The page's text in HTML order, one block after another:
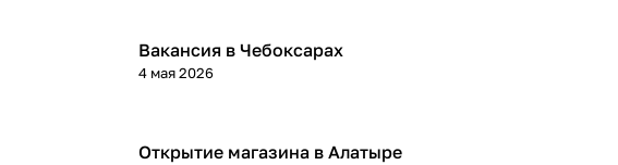
Вакансия в Чебоксарах
4 мая 2026
Открытие магазина в Алатыре